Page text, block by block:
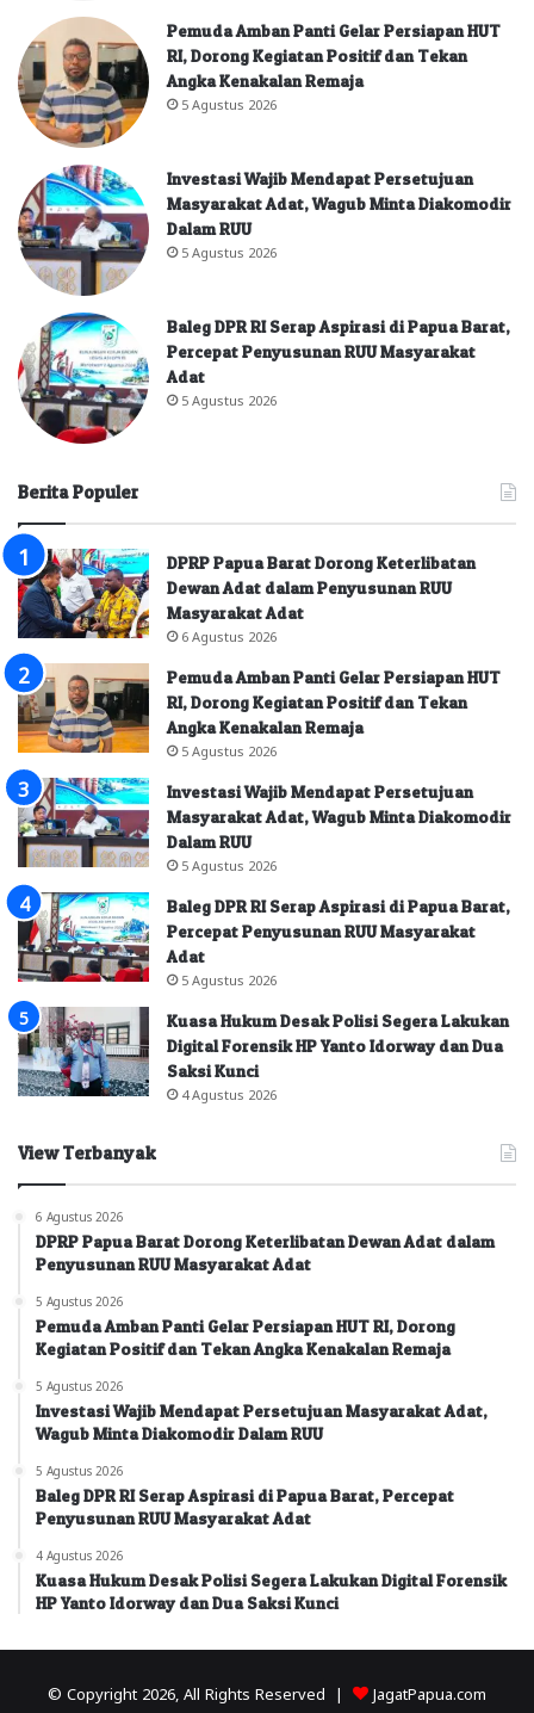
Pemuda Amban Panti Gelar Persiapan HUT
RI, Dorong Kegiatan Positif dan Tekan
Angka Kenakalan Remaja
5 Agustus 2026
Investasi Wajib Mendapat Persetujuan
Masyarakat Adat, Wagub Minta Diakomodir
Dalam RUU
5 Agustus 2026
Baleg DPR RI Serap Aspirasi di Papua Barat,
Percepat Penyusunan RUU Masyarakat
Adat
5 Agustus 2026
Berita Populer
DPRP Papua Barat Dorong Keterlibatan
Dewan Adat dalam Penyusunan RUU
Masyarakat Adat
6 Agustus 2026
Pemuda Amban Panti Gelar Persiapan HUT
RI, Dorong Kegiatan Positif dan Tekan
Angka Kenakalan Remaja
5 Agustus 2026
Investasi Wajib Mendapat Persetujuan
Masyarakat Adat, Wagub Minta Diakomodir
Dalam RUU
5 Agustus 2026
Baleg DPR RI Serap Aspirasi di Papua Barat,
Percepat Penyusunan RUU Masyarakat
Adat
5 Agustus 2026
Kuasa Hukum Desak Polisi Segera Lakukan
Digital Forensik HP Yanto Idorway dan Dua
Saksi Kunci
4 Agustus 2026
View Terbanyak
6 Agustus 2026
DPRP Papua Barat Dorong Keterlibatan Dewan Adat dalam
Penyusunan RUU Masyarakat Adat
5 Agustus 2026
Pemuda Amban Panti Gelar Persiapan HUT RI, Dorong
Kegiatan Positif dan Tekan Angka Kenakalan Remaja
5 Agustus 2026
Investasi Wajib Mendapat Persetujuan Masyarakat Adat,
Wagub Minta Diakomodir Dalam RUU
5 Agustus 2026
Baleg DPR RI Serap Aspirasi di Papua Barat, Percepat
Penyusunan RUU Masyarakat Adat
4 Agustus 2026
Kuasa Hukum Desak Polisi Segera Lakukan Digital Forensik
HP Yanto Idorway dan Dua Saksi Kunci
© Copyright 2026, All Rights Reserved | JagatPapua.com